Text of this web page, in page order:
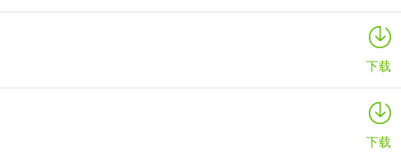
数码宝贝up手游
下载
下载